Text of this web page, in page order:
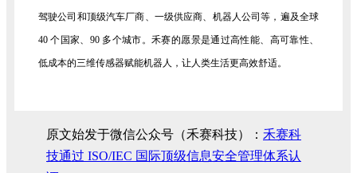
驾驶公司和顶级汽车厂商、一级供应商、机器人公司等，遍及全球
40 个国家、90 多个城市。禾赛的愿景是通过高性能、高可靠性、
低成本的三维传感器赋能机器人，让人类生活更高效舒适。
原文始发于微信公众号（禾赛科技）： 禾赛科
技通过 ISO/IEC 国际顶级信息安全管理体系认